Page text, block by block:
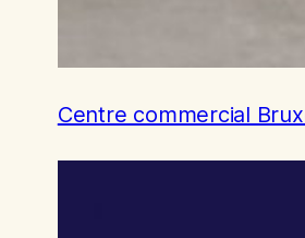
Centre commercial